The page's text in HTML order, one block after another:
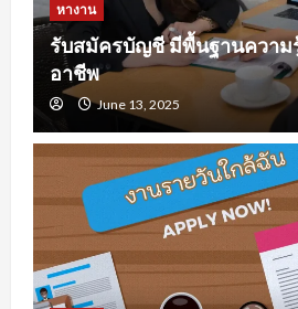
หางาน
รับสมัครบัญชี มีพื้นฐานความ
อาชีพ
June 13, 2025